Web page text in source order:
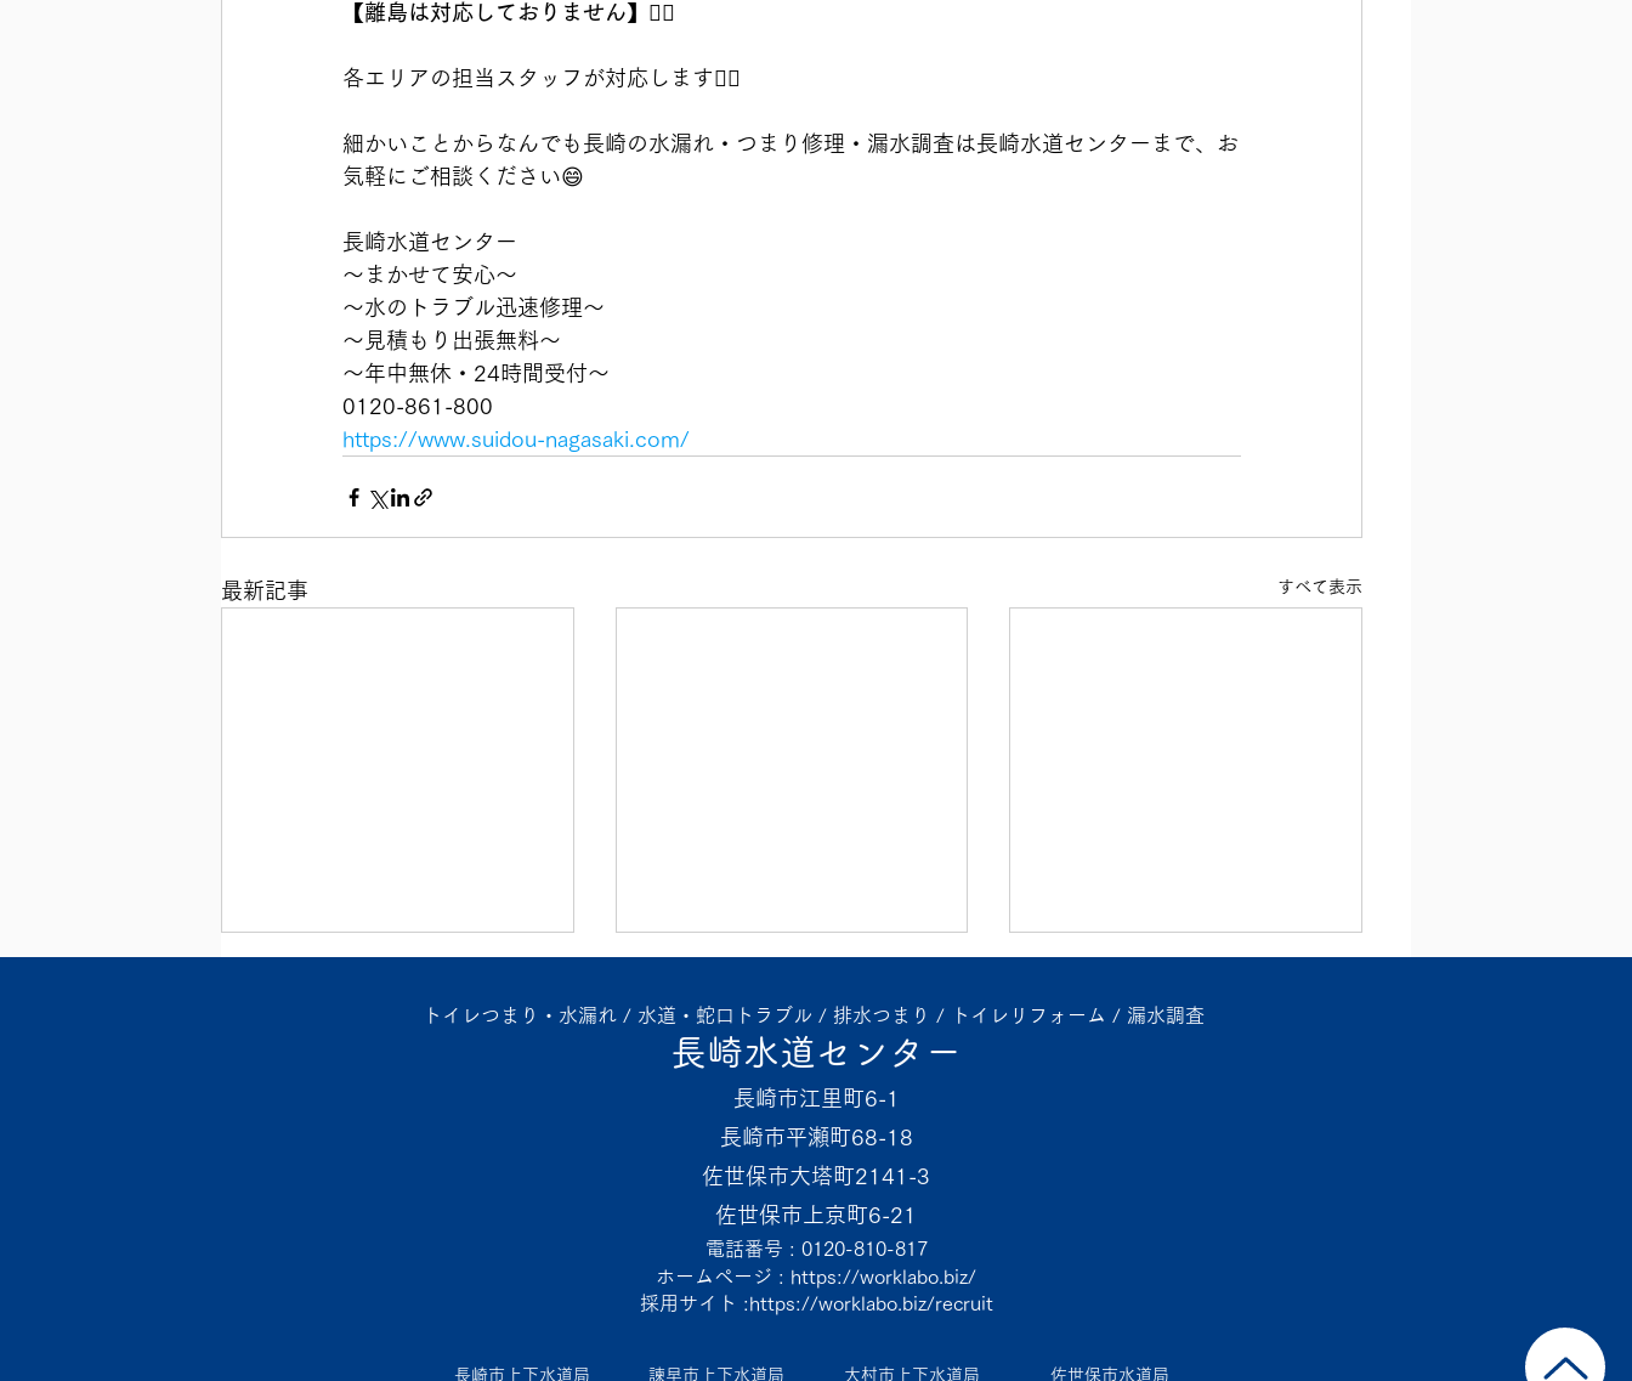
【離島は対応しておりません】🙇‍♂️
各エリアの担当スタッフが対応します👷‍♂️
細かいことからなんでも長崎の水漏れ・つまり修理・漏水調査は長崎水道センターまで、お
気軽にご相談ください😄
長崎水道センター
〜まかせて安心〜
〜水のトラブル迅速修理〜
〜見積もり出張無料〜
〜年中無休・24時間受付〜
0120-861-800
https://www.suidou-nagasaki.com/
最新記事 すべて表示
佐世保の水道屋日記〜台所排
流し台リフォーム〜
トイレつまり・水漏れ / 水道・蛇口トラブル / 排水つまり / トイレリフォーム / 漏水調査
長崎水道センター
長崎市江里町6-1
長崎市平瀬町68-18
佐世保市大塔町2141-3
佐世保市上京町6-21
電話番号 : 0120-810-817
ホームページ : https://worklabo.biz/
採用サイト :https://worklabo.biz/recruit
長崎市上下水道局 諫早市上下水道局 大村市上下水道局 佐世保市水道局